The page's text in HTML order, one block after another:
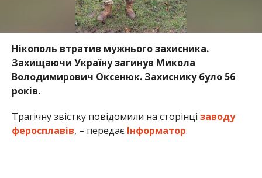
Нікополь втратив мужнього захисника.
Захищаючи Україну загинув Микола
Володимирович Оксенюк. Захиснику було 56
років.
Трагічну звістку повідомили на сторінці заводу
феросплавів, – передає Інформатор.